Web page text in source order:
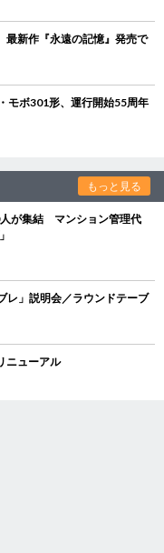
新作『永遠の記憶』発売で
モボ301形、運行開始55周年
もっと見る
人が集結 マンション管理代
」説明会／ラウンドテーブ
ニューアル